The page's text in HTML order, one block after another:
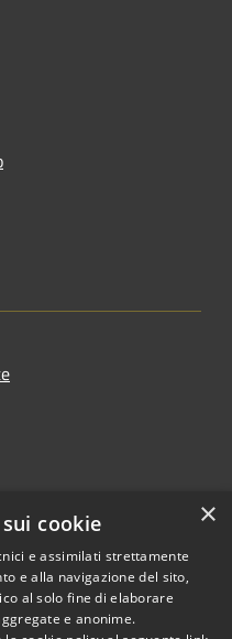
Copyright © 2026 • Comune di
×
cookie
e assimilati strettamente
e alla navigazione del sito,
al solo fine di elaborare
e anonime.